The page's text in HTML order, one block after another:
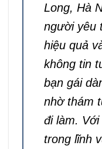
Long, Hà
người yêu
hiệu quả
không tin
bạn gái
nhờ thám
đi làm. Với
trong lĩnh